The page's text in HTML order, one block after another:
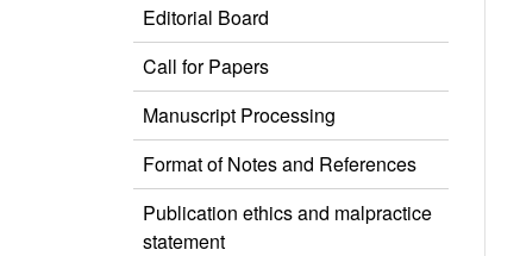
Editorial Board
Call for Papers
Manuscript Processing
Format of Notes and References
Publication ethics and malpractice
statement